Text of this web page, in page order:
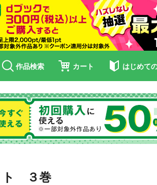
作品検索 カート はじめて
ト ３巻